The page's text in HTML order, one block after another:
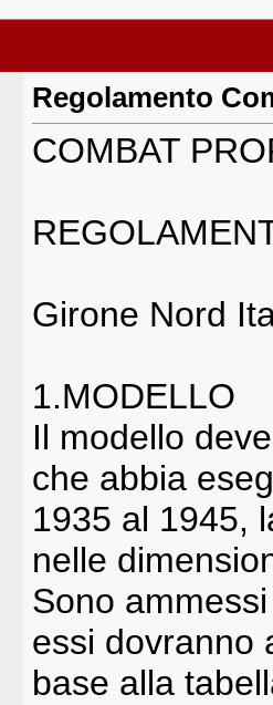
Regolamento
COMBAT
Girone Nord
1.MODELLO
Il modello
che abbia
1935 al 1945,
nelle
Sono
essi dovranno
base alla